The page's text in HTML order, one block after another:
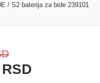
/ S2 baterija za bide 239101
RSD